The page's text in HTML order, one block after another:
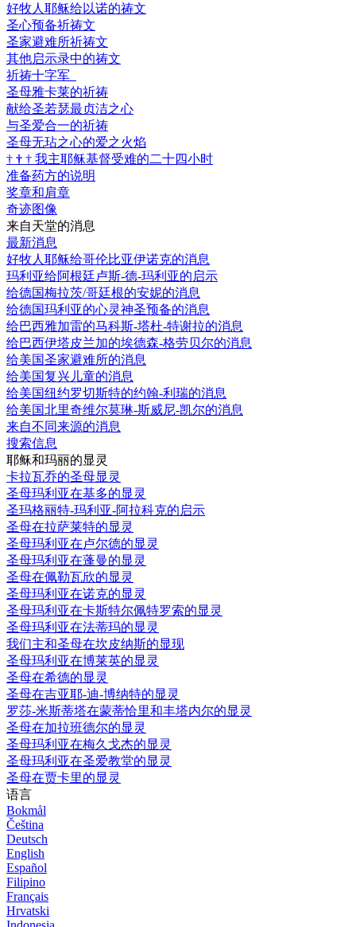
好牧人耶稣给以诺的祷文
圣心预备祈祷文
圣家避难所祈祷文
其他启示录中的祷文
祈祷十字军
圣母雅卡莱的祈祷
献给圣若瑟最贞洁之心
与圣爱合一的祈祷
圣母无玷之心的爱之火焰
† † † 我主耶稣基督受难的二十四小时
准备药方的说明
奖章和肩章
奇迹图像
来自天堂的消息
最新消息
好牧人耶稣给哥伦比亚伊诺克的消息
玛利亚给阿根廷卢斯-德-玛利亚的启示
给德国梅拉茨/哥廷根的安妮的消息
给德国玛利亚的心灵神圣预备的消息
给巴西雅加雷的马科斯-塔杜-特谢拉的消息
给巴西伊塔皮兰加的埃德森-格劳贝尔的消息
给美国圣家避难所的消息
给美国复兴儿童的消息
给美国纽约罗切斯特的约翰-利瑞的消息
给美国北里奇维尔莫琳-斯威尼-凯尔的消息
来自不同来源的消息
搜索信息
耶稣和玛丽的显灵
卡拉瓦乔的圣母显灵
圣母玛利亚在基多的显灵
圣玛格丽特-玛利亚-阿拉科克的启示
圣母在拉萨莱特的显灵
圣母玛利亚在卢尔德的显灵
圣母玛利亚在蓬曼的显灵
圣母在佩勒瓦欣的显灵
圣母玛利亚在诺克的显灵
圣母玛利亚在卡斯特尔佩特罗索的显灵
圣母玛利亚在法蒂玛的显灵
我们主和圣母在坎皮纳斯的显现
圣母玛利亚在博莱英的显灵
圣母在希德的显灵
圣母在吉亚耶-迪-博纳特的显灵
罗莎-米斯蒂塔在蒙蒂恰里和丰塔内尔的显灵
圣母在加拉班德尔的显灵
圣母玛利亚在梅久戈杰的显灵
圣母玛利亚在圣爱教堂的显灵
圣母在贾卡里的显灵
语言
Bokmål
Čeština
Deutsch
English
Español
Filipino
Français
Hrvatski